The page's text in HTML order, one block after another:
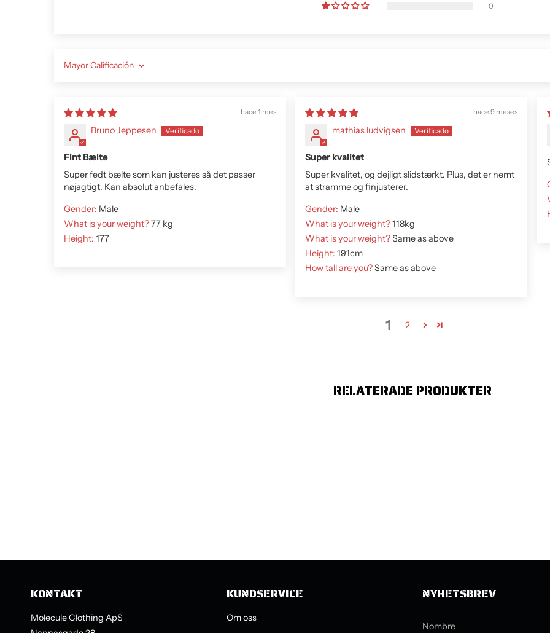
0
Sort by
hace 1 mes
Bruno Jeppesen
Fint Bælte
Super fedt bælte som kan justeres så det passer
nøjagtigt. Kan absolut anbefales.
Gender: Male
What is your weight?77 kg
Height: 177
hace 9 meses
mathias ludvigsen
Super kvalitet
Super kvalitet, og dejligt slidstærkt. Plus, det er nemt
at stramme og finjusterer.
Gender: Male
What is your weight?118kg
What is your weight?Same as above
Height: 191cm
How tall are you?Same as above
1 2
RELATERADE PRODUKTER
KONTAKT
Molecule Clothing ApS
KUNDSERVICE
Om oss
NYHETSBREV